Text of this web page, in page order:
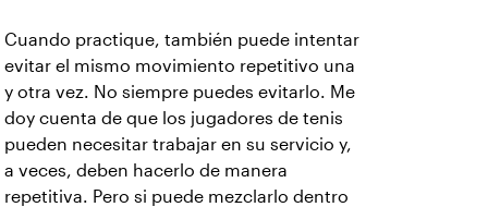
Cuando practique, también puede intentar
evitar el mismo movimiento repetitivo una
y otra vez. No siempre puedes evitarlo. Me
doy cuenta de que los jugadores de tenis
pueden necesitar trabajar en su servicio y,
a veces, deben hacerlo de manera
repetitiva. Pero si puede mezclarlo dentro